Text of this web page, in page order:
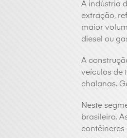
A indústria
extração,
maior
diesel ou
A
veículos de
chalanas.
Neste
brasileira.